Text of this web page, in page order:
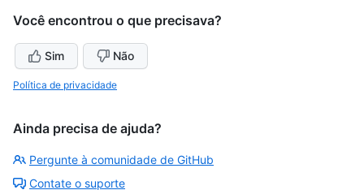
Você encontrou o que precisava?
Sim Não
Política de privacidade
Ainda precisa de ajuda?
Pergunte à comunidade de GitHub
Contate o suporte